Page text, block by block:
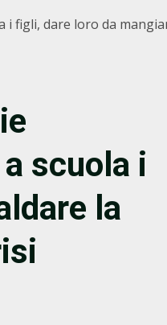
figli, dare loro da
scuola i
la